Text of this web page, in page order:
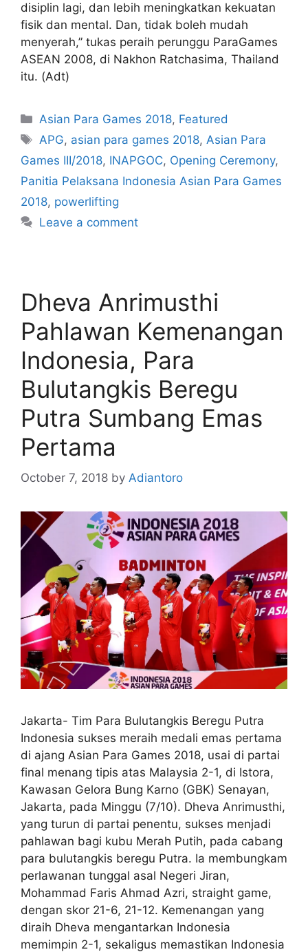
disiplin lagi, dan lebih meningkatkan kekuatan
fisik dan mental. Dan, tidak boleh mudah
menyerah,” tukas peraih perunggu ParaGames
ASEAN 2008, di Nakhon Ratchasima, Thailand
itu. (Adt)
Asian Para Games 2018, Featured
APG, asian para games 2018,Asian Para
Games III/2018, INAPGOC, Opening Ceremony,
Panitia Pelaksana Indonesia Asian Para Games
2018, powerlifting
Leave a comment
Dheva Anrimusthi
Pahlawan Kemenangan
Indonesia, Para
Bulutangkis Beregu
Putra Sumbang Emas
Pertama
October 7, 2018 by Adiantoro
Jakarta- Tim Para Bulutangkis Beregu Putra
Indonesia sukses meraih medali emas pertama
di ajang Asian Para Games 2018, usai di partai
final menang tipis atas Malaysia 2-1, di Istora,
Kawasan Gelora Bung Karno (GBK) Senayan,
Jakarta, pada Minggu (7/10). Dheva Anrimusthi,
yang turun di partai penentu, sukses menjadi
pahlawan bagi kubu Merah Putih, pada cabang
para bulutangkis beregu Putra. Ia membungkam
perlawanan tunggal asal Negeri Jiran,
Mohammad Faris Ahmad Azri, straight game,
dengan skor 21-6, 21-12. Kemenangan yang
diraih Dheva mengantarkan Indonesia
memimpin 2-1, sekaligus memastikan Indonesia